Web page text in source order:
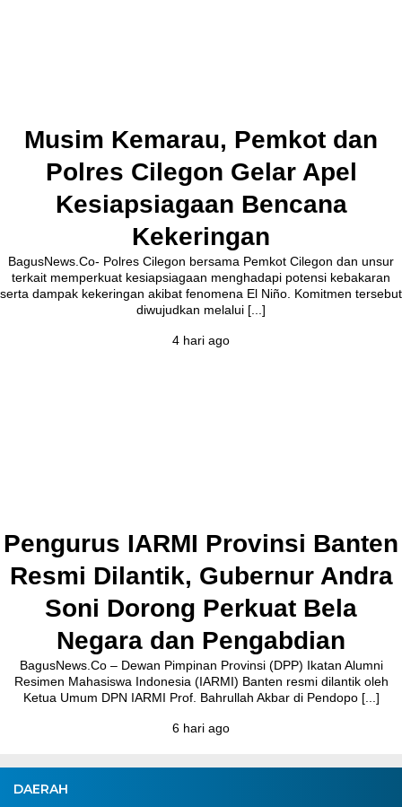
Musim Kemarau, Pemkot dan
Polres Cilegon Gelar Apel
Kesiapsiagaan Bencana
Kekeringan
BagusNews.Co- Polres Cilegon bersama Pemkot Cilegon dan unsur
terkait memperkuat kesiapsiagaan menghadapi potensi kebakaran
serta dampak kekeringan akibat fenomena El Niño. Komitmen tersebut
diwujudkan melalui [...]
4 hari ago
Pengurus IARMI Provinsi Banten
Resmi Dilantik, Gubernur Andra
Soni Dorong Perkuat Bela
Negara dan Pengabdian
BagusNews.Co – Dewan Pimpinan Provinsi (DPP) Ikatan Alumni
Resimen Mahasiswa Indonesia (IARMI) Banten resmi dilantik oleh
Ketua Umum DPN IARMI Prof. Bahrullah Akbar di Pendopo [...]
6 hari ago
DAERAH